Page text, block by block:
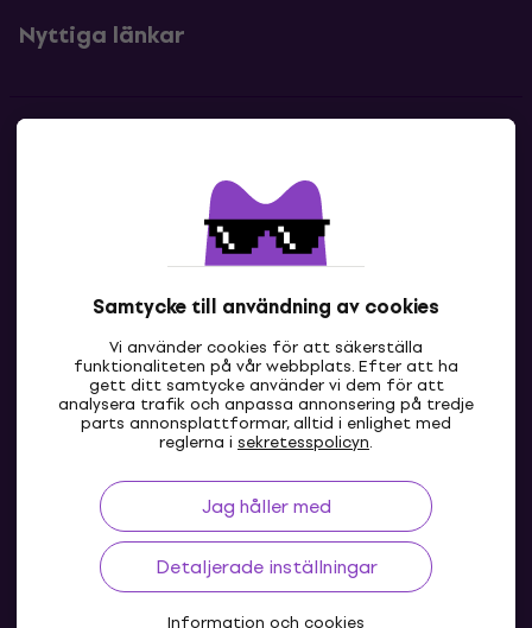
Samtycke till användning av cookies
Vi använder cookies för att säkerställa
funktionaliteten på vår webbplats. Efter att ha
gett ditt samtycke använder vi dem för att
analysera trafik och anpassa annonsering på tredje
parts annonsplattformar, alltid i enlighet med
reglerna i sekretesspolicyn.
Jag håller med
Detaljerade inställningar
Information och cookies
Nyttiga länkar
Kontakta oss
SE